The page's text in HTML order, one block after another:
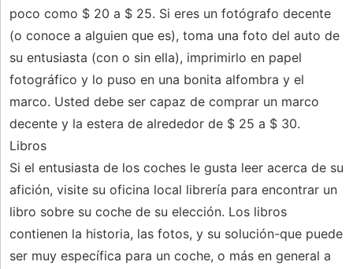
poco como $ 20 a $ 25. Si eres un fotógrafo decente
(o conoce a alguien que es), toma una foto del auto de
su entusiasta (con o sin ella), imprimirlo en papel
fotográfico y lo puso en una bonita alfombra y el
marco. Usted debe ser capaz de comprar un marco
decente y la estera de alrededor de $ 25 a $ 30.
Libros
Si el entusiasta de los coches le gusta leer acerca de su
afición, visite su oficina local librería para encontrar un
libro sobre su coche de su elección. Los libros
contienen la historia, las fotos, y su solución-que puede
ser muy específica para un coche, o más en general a